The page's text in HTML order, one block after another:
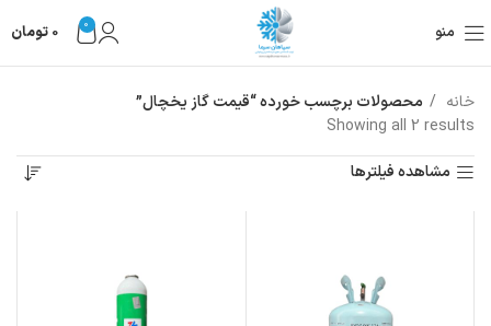
منو 0
0 تومان
خانه
محصولات برچسب خورده “قیمت گاز یخچال”
Showing all 2 results
مشاهده فیلترها